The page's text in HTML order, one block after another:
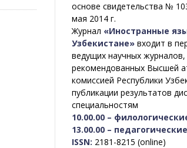
основе свидетельства №
мая 2014 г.
Журнал «Иностранные
Узбекистане»входит в
ведущих научных журналов,
рекомендованных Высшей
комиссией Республики
публикации результатов
специальностям
10.00.00 –
13.00.00 –
ISSN: 2181-8215 (online)